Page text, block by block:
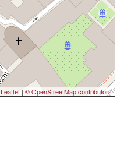
Leaflet | © OpenStreetMap contributors